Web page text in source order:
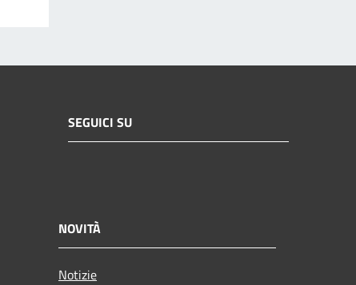
SEGUICI SU
NOVITÀ
Notizie